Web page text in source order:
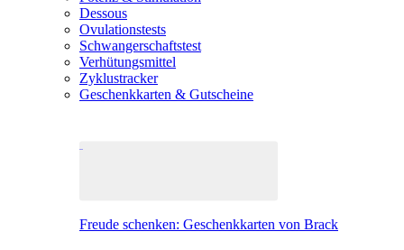
Dessous
Ovulationstests
Schwangerschaftstest
Verhütungsmittel
Zyklustracker
Geschenkkarten & Gutscheine
Freude schenken: Geschenkkarten von Brack